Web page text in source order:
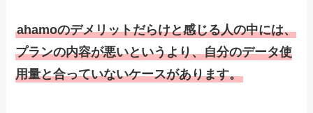
ahamoのデメリットだらけと感じる人の中には、
プランの内容が悪いというより、自分のデータ使
用量と合っていないケースがあります。